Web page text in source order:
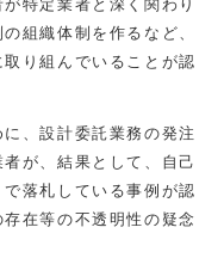
特定業者と深く関わり
組織体制を作るなど、
り組んでいることが認
、設計委託業務の発注
が、結果として、自己
落札している事例が認
在等の不透明性の疑念